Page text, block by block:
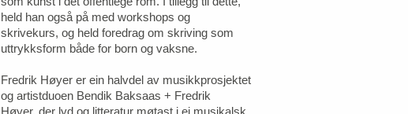
held han også på med workshops og
skrivekurs, og held foredrag om skriving som
uttrykksform både for born og vaksne.
Fredrik Høyer er ein halvdel av musikkprosjektet
og artistduoen Bendik Baksaas + Fredrik
Høyer, der lyd og litteratur møtast i ei musikalsk